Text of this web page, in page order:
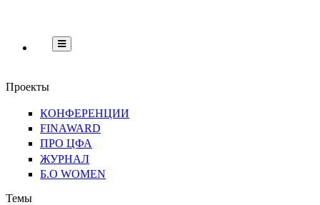
Проекты
КОНФЕРЕНЦИИ
FINAWARD
ПРО ЦФА
ЖУРНАЛ
Б.О WOMEN
Темы